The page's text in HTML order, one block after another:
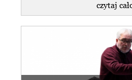
czytaj